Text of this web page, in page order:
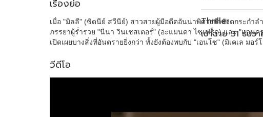
Thriller
เข้าฉาย 31 ธันว
เรื่องย่อ
เมื่อ "มิลลี" (ซิดนีย์ สวีนีย์) สาวสวยผู้มีอดีตอันน่าพิศวงกำลังตกระกำล
ภรรยาผู้ร่ำรวย "นีนา วินเชสเตอร์" (อะแมนดา ไซเฟร็ด) และ "แอน
เปิดเผยบางสิ่งที่อันตรายยิ่งกว่า ทั้งยังต้องพบกับ "เอนโซ" (มิเคเล มอ
วีดีโอ